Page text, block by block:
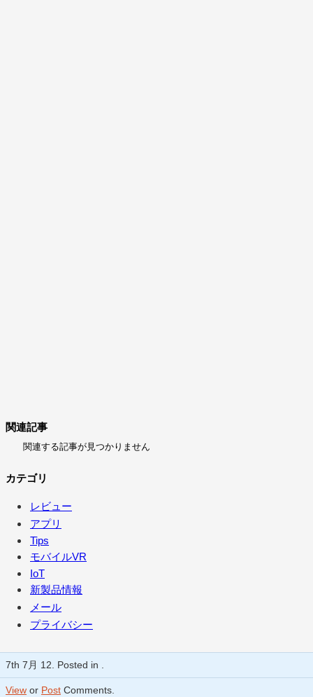
関連記事
関連する記事が見つかりません
カテゴリ
レビュー
アプリ
Tips
モバイルVR
IoT
新製品情報
メール
プライバシー
7th 7月 12. Posted in .
View or Post Comments.